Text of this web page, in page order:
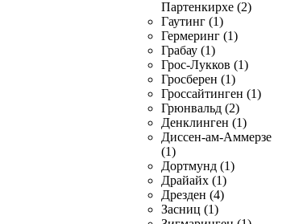
Партенкирхе (2)
Гаутинг (1)
Гермеринг (1)
Грабау (1)
Грос-Лукков (1)
Гросберен (1)
Гроссайтинген (1)
Грюнвальд (2)
Денклинген (1)
Диссен-ам-Аммерзе
(1)
Дортмунд (1)
Драйайх (1)
Дрезден (4)
Засниц (1)